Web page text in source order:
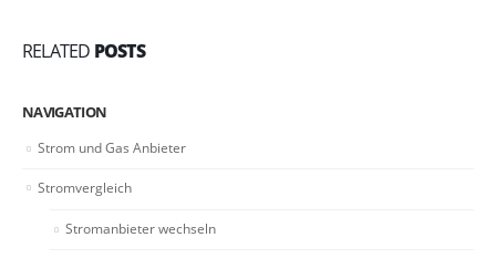
RELATED POSTS
NAVIGATION
Strom und Gas Anbieter
Stromvergleich
Stromanbieter wechseln